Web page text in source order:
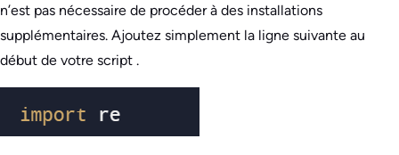
n’est pas nécessaire de procéder à des installations
supplémentaires. Ajoutez simplement la ligne suivante au
début de votre script .